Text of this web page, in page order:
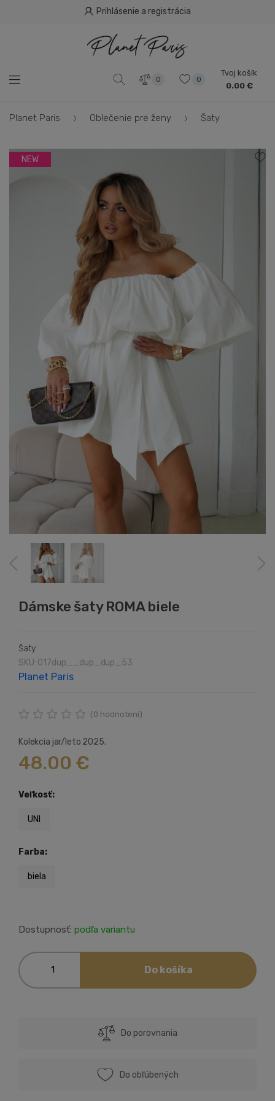
Prihlásenie a registrácia
0 0
Tvoj košík
0.00 €
Planet Paris Oblečenie pre ženy Šaty
NEW
Dámske šaty ROMA biele
Šaty
SKU: 017dup__dup_dup_53
Planet Paris
(0 hodnotení)
Kolekcia jar/leto 2025.
48.00 €
Dostupnosť: podľa variantu
Veľkosť:
UNI
Farba:
biela
Do košíka
Do porovnania
Do obľúbených